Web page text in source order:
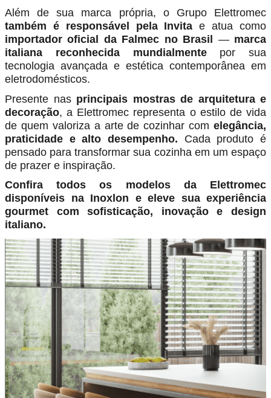
Além de sua marca própria, o Grupo Elettromec
também é responsável pela Invita e atua como
importador oficial da Falmec no Brasil
— marca
italiana reconhecida mundialmentepor sua
tecnologia avançada e estética contemporânea em
eletrodomésticos.
Presente nas principais mostras de arquitetura e
decoração, a Elettromec representa o estilo de vida
de quem valoriza a arte de cozinhar com elegância,
praticidade e alto desempenho. Cada produto é
pensado para transformar sua cozinha em um espaço
de prazer e inspiração.
Confira todos os modelos da Elettromec
disponíveis na Inoxlon e eleve sua experiência
gourmet com sofisticação, inovação e design
italiano.